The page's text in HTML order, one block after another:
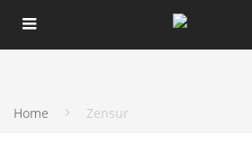
Home Zensur